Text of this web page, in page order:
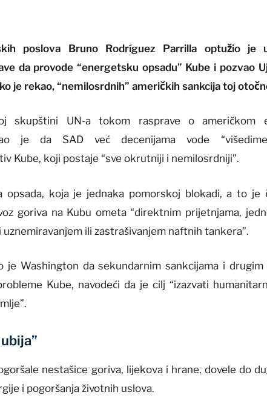
poslova Bruno Rodríguez Parrilla optužio je
da provode “energetsku opsadu” Kube i pozvao
je rekao, “nemilosrdnih” američkih sankcija toj
skupštini UN-a tokom rasprave o američkom
je da SAD već decenijama vode
Kube, koji postaje “sve okrutniji i nemilosrdniji”.
opsada, koja je jednaka pomorskoj blokadi, a to je
goriva na Kubu ometa “direktnim prijetnjama,
uznemiravanjem ili zastrašivanjem naftnih tankera”.
je Washington da sekundarnim sankcijama i drugim
Kube, navodeći da je cilj “izazvati
nestašice goriva, lijekova i hrane, dovele do
i pogoršanja životnih uslova.